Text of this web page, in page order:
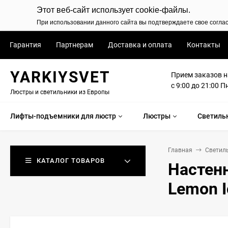
Этот веб-сайт использует cookie-файлы.
При использовании данного сайта вы подтверждаете свое
Гарантия Партнерам Доставка и оплата Контакты
YARKIYSVET
Люстры и светильники из Европы
Прием заказов
с 9:00 до 21:00
Лифты-подъемники для люстр Люстры
КАТАЛОГ ТОВАРОВ
Главная
Lemon